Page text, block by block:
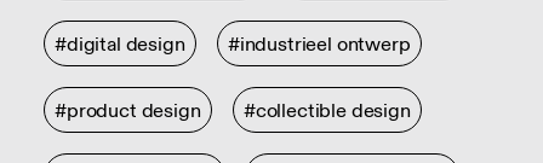
#digital design #industrieel ontwerp
#product design #collectible design